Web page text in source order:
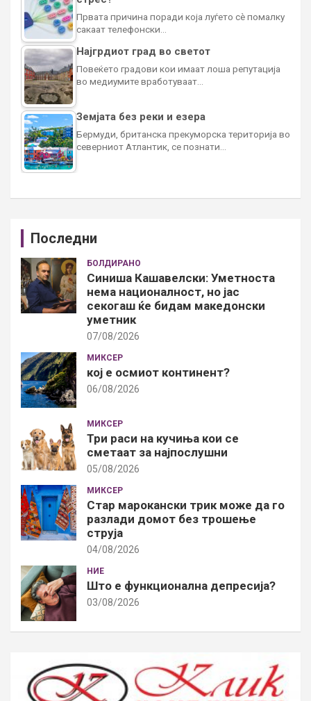
Првата причина поради која луѓето сè помалку
сакаат телефонски…
Најгрдиот град во светот
Повеќето градови кои имаат лоша репутација
во медиумите вработуваат…
Земјата без реки и езера
Бермуди, британска прекуморска територија во
северниот Атлантик, се познати…
Последни
БОЛДИРАНО
Синиша Кашавелски: Уметноста
нема националност, но јас
секогаш ќе бидам македонски
уметник
07/08/2026
МИКСЕР
кој е осмиот континент?
06/08/2026
МИКСЕР
Три раси на кучиња кои се
сметаат за најпослушни
05/08/2026
МИКСЕР
Стар марокански трик може да го
разлади домот без трошење
струја
04/08/2026
НИЕ
Што е функционална депресија?
03/08/2026